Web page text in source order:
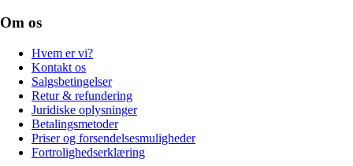
Om os
Hvem er vi?
Kontakt os
Salgsbetingelser
Retur & refundering
Juridiske oplysninger
Betalingsmetoder
Priser og forsendelsesmuligheder
Fortrolighedserklæring